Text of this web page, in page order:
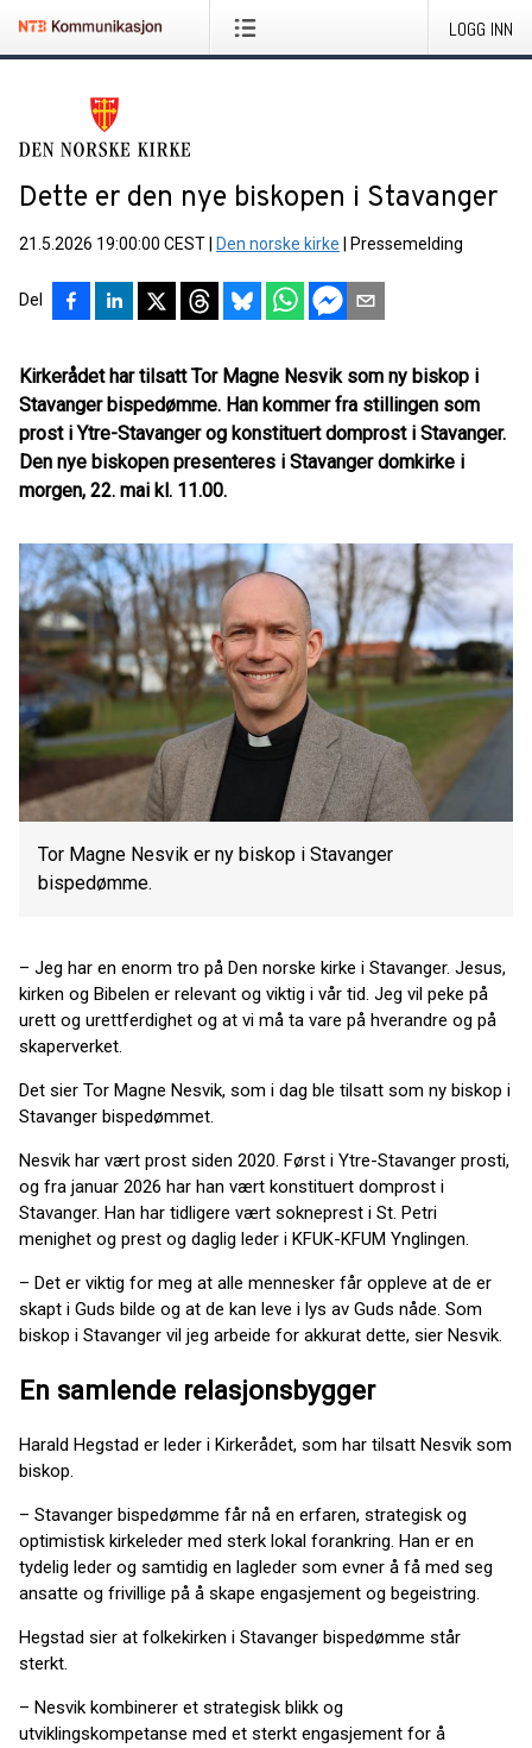
LOGG INN
Dette er den nye biskopen i Stavanger
21.5.2026 19:00:00 CEST Den norske kirke Pressemelding
Del
Kirkerådet har tilsatt Tor Magne Nesvik som ny biskop i
Stavanger bispedømme. Han kommer fra stillingen som
prost i Ytre-Stavanger og konstituert domprost i Stavanger.
Den nye biskopen presenteres i Stavanger domkirke i
morgen, 22. mai kl. 11.00.
Tor Magne Nesvik er ny biskop i Stavanger
bispedømme.
– Jeg har en enorm tro på Den norske kirke i Stavanger. Jesus,
kirken og Bibelen er relevant og viktig i vår tid. Jeg vil peke på
urett og urettferdighet og at vi må ta vare på hverandre og på
skaperverket.
Det sier Tor Magne Nesvik, som i dag ble tilsatt som ny biskop i
Stavanger bispedømmet.
Nesvik har vært prost siden 2020. Først i Ytre-Stavanger prosti,
og fra januar 2026 har han vært konstituert domprost i
Stavanger. Han har tidligere vært sokneprest i St. Petri
menighet og prest og daglig leder i KFUK-KFUM Ynglingen.
– Det er viktig for meg at alle mennesker får oppleve at de er
skapt i Guds bilde og at de kan leve i lys av Guds nåde. Som
biskop i Stavanger vil jeg arbeide for akkurat dette, sier Nesvik.
En samlende relasjonsbygger
Harald Hegstad er leder i Kirkerådet, som har tilsatt Nesvik som
biskop.
– Stavanger bispedømme får nå en erfaren, strategisk og
optimistisk kirkeleder med sterk lokal forankring. Han er en
tydelig leder og samtidig en lagleder som evner å få med seg
ansatte og frivillige på å skape engasjement og begeistring.
Hegstad sier at folkekirken i Stavanger bispedømme står
sterkt.
– Nesvik kombinerer et strategisk blikk og
utviklingskompetanse med et sterkt engasjement for å